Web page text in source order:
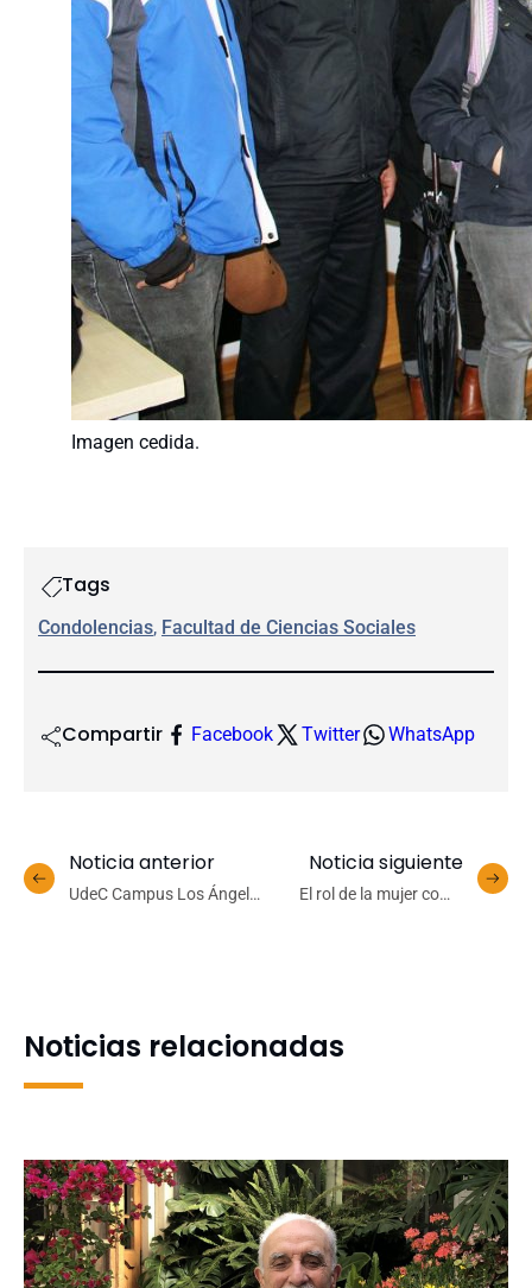
Imagen cedida.
Tags
Condolencias, Facultad de Ciencias Sociales
Compartir Facebook Twitter WhatsApp
Noticia anterior
UdeC Campus Los Ángeles
Noticia siguiente
El rol de la mujer como
Noticias relacionadas